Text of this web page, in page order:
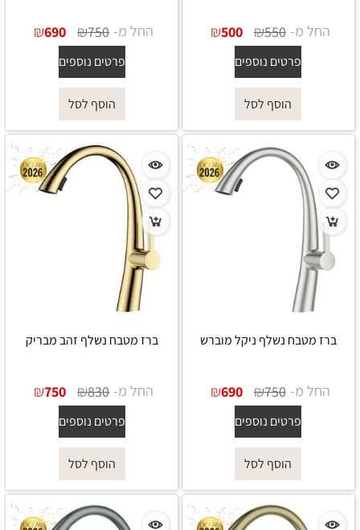
החל מ- ₪550
₪500
פרטים נוספים
הוסף לסל
החל מ- ₪750
₪690
פרטים נוספים
הוסף לסל
ברז מטבח נשלף ניקל מוברש
החל מ- ₪750
₪690
פרטים נוספים
הוסף לסל
ברז מטבח נשלף זהב מבריק
החל מ- ₪830
₪750
פרטים נוספים
הוסף לסל